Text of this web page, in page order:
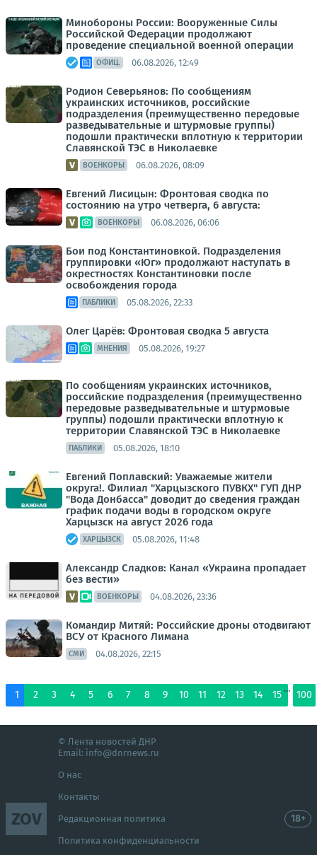
Минобороны России: Вооруженные Силы
Российской Федерации продолжают
проведение специальной военной операции
ОФИЦ. 06.08.2026, 12:49
Родион Северьянов: По сообщениям
украинских источников, российские
подразделения (преимущественно передовые
разведывательные и штурмовые группы)
подошли практически вплотную к территории
Славянской ТЭС в Николаевке
ВОЕНКОРЫ 06.08.2026, 08:09
Евгений Лисицын: Фронтовая сводка по
состоянию на утро четверга, 6 августа:
ВОЕНКОРЫ 06.08.2026, 06:06
Бои под Константиновкой. Подразделения
группировки «Юг» продолжают наступать в
окрестностях Константиновки после
освобождения города
ПАБЛИКИ 05.08.2026, 22:33
Олег Царёв: Фронтовая сводка 5 августа
МНЕНИЯ 05.08.2026, 19:27
По сообщениям украинских источников,
российские подразделения (преимущественно
передовые разведывательные и штурмовые
группы) подошли практически вплотную к
территории Славянской ТЭС в Николаевке
ПАБЛИКИ 05.08.2026, 18:10
Евгений Поплавский: Уважаемые жители
округа!. Филиал "Харцызского ПУВКХ" ГУП ДНР
"Вода Донбасса" доводит до сведения граждан
график подачи воды в городском округе
Харцызск на август 2026 года
ХАРЦЫЗСК 05.08.2026, 11:48
Александр Сладков: Канал «Украина пропадает
без вести»
ВОЕНКОРЫ 04.08.2026, 23:36
Командир Митяй: Российские дроны отодвигают
ВСУ от Красного Лимана
СМИ 04.08.2026, 22:15
1 2 3 4 5 6 7 8 9 10 11 12 13 14 15
...
100
ZOV
© Лента новостей ДНР
Email: info@dnrnews.ru
О нас
Контакты
Редакционная политика
Политика конфиденциальности
18+